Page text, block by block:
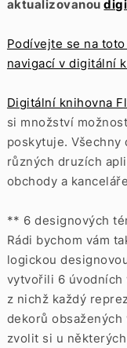
aktualizovanou
Podívejte se na
navigací v digitální
Digitální knihovna
si množství
poskytuje.
různých druzích
obchody a
** 6 designových
Rádi bychom vám
logickou
vytvořili 6 úvodních
z nichž každý
dekorů
zvolit si u